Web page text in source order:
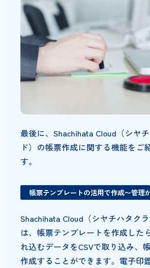
最後に、Shachihata Cloud（シヤ
ド）の帳票作成に関する機能をご
す。
帳票テンプレートの活用で作成〜管理
Shachihata Cloud（シヤチハタク
は、帳票テンプレートを作成した
れ込むデータをCSVで取り込み、
作成することができます。電子印